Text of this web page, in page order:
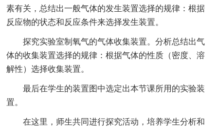
素有关，总结出一般气体的发生装置选择的规律：根据
反应物的状态和反应条件来选择发生装置。
探究实验室制氧气的气体收集装置。分析总结出气
体的收集装置选择的规律：根据气体的性质（密度、溶
解性）选择收集装置。
最后在学生的装置图中选定出本节课所用的实验装
置。
在这里，师生共同进行探究活动，培养学生分析和